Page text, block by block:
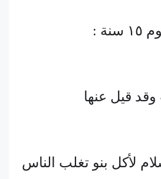
قيل عنها
لأكل بنو تغلب الناس